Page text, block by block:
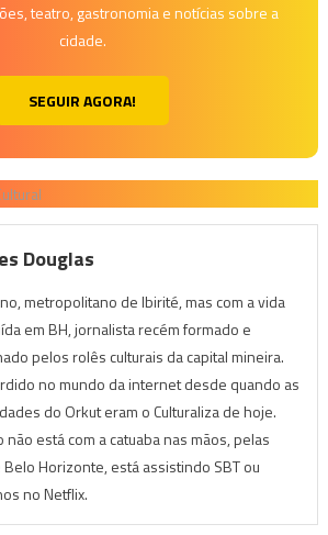
teatro, gastronomia e notícias sobre a
cidade.
SEGUIR AGORA!
Douglas
metropolitano de Ibirité, mas com a vida
em BH, jornalista recém formado e
pelos rolês culturais da capital mineira.
no mundo da internet desde quando as
do Orkut eram o Culturaliza de hoje.
não está com a catuaba nas mãos, pelas
Horizonte, está assistindo SBT ou
no Netflix.